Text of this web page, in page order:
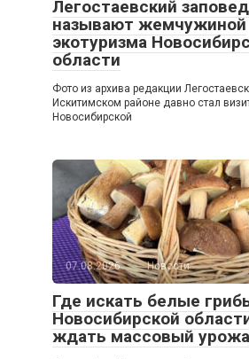
Легостаевский
называют жемчужиной
экотуризма
области
Фото из архива редакции
Искитимском районе давно стал
Новосибирской
07.08.2026 Новости
Где искать белые
Новосибирской
ждать массовый